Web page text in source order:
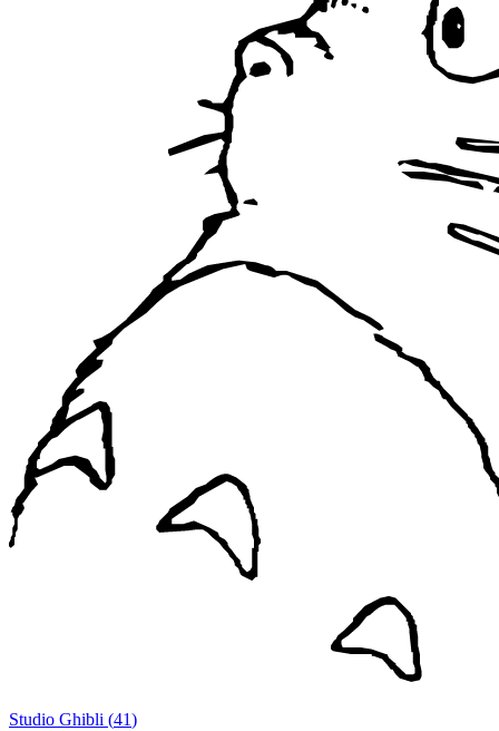
Studio Ghibli (41)